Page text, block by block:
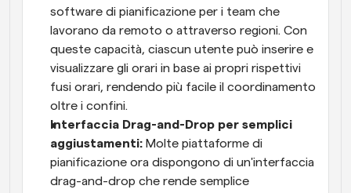
software di pianificazione per i team che
lavorano da remoto o attraverso regioni. Con
queste capacità, ciascun utente può inserire e
visualizzare gli orari in base ai propri rispettivi
fusi orari, rendendo più facile il coordinamento
oltre i confini.
Interfaccia Drag-and-Drop per semplici
aggiustamenti: Molte piattaforme di
pianificazione ora dispongono di un'interfaccia
drag-and-drop che rende semplice